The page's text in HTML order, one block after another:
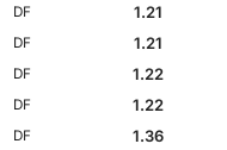
DF
1.21
DF
1.21
DF
1.22
DF
1.22
DF
1.36